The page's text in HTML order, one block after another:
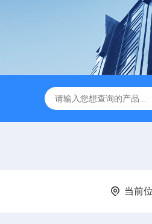
处理设备 电解法次氯酸钠发
当前